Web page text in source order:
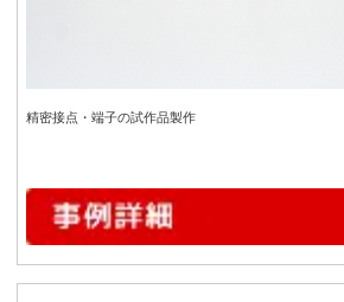
精密接点・端子の試作品製作